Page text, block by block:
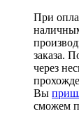
При
заказа.
через
Вы
сможем